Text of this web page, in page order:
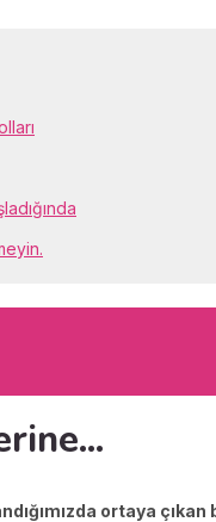
ortaya çıkan